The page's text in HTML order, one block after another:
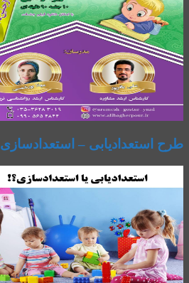
طرح استعدادیابی – استعدادسازی